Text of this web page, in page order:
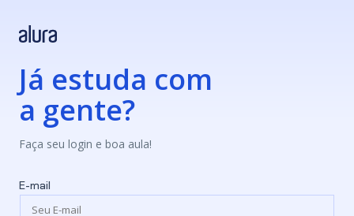
Já estuda com
a gente?
Faça seu login e boa aula!
E-mail